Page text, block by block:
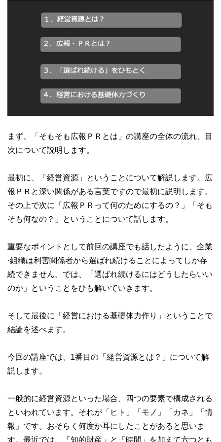
まず、「そもそも広報ＰＲとは」の講座の全体の流れ、目
次について説明します。
最初に、「経営資源」ということについて解説します。広
報ＰＲと深い関係がある言葉ですので最初に説明します。
その上で次に「広報ＰＲって何のためにするの？」「そも
そも何なの？」ということについて話します。
重要なポイントとして前回の講座でも話したように、企業
·組織は利害関係者から選ばれ続けることによってしか存
続できません。では、「選ばれ続けるにはどうしたらいい
のか」ということをひも解いていきます。
そして最後に「経営における基礎体力作り」ということで
結論を述べます。
今回の講座では、1番目の「経営資源とは？」について解
説します。
一般的に経営資源といった場合、四つの要素で構成される
といわれています。それが「ヒト」「モノ」「カネ」「情
報」です。おそらく何度か耳にしたことがあると思いま
す。最近では、「知的財産」と「時間」を加えて六つとも